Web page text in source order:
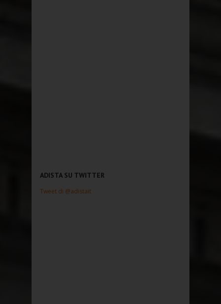
ADISTA SU TWITTER
Tweet di @adistait